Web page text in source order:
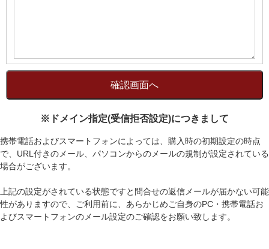
※ドメイン指定(受信拒否設定)につきまして
携帯電話およびスマートフォンによっては、購入時の初期設定の時点
で、URL付きのメール、パソコンからのメールの規制が設定されている
場合がございます。
上記の設定がされている状態ですと問合せの返信メールが届かない可能
性がありますので、ご利用前に、あらかじめご自身のPC・携帯電話お
よびスマートフォンのメール設定のご確認をお願い致します。